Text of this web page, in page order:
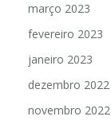
março 2023
fevereiro 2023
janeiro 2023
dezembro 2022
novembro 2022